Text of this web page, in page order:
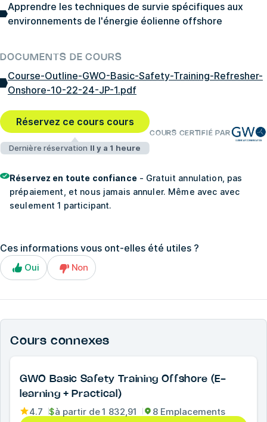
Apprendre les techniques de survie spécifiques aux
environnements de l'énergie éolienne offshore
DOCUMENTS DE COURS
Course-Outline-GWO-Basic-Safety-Training-Refresher-
Onshore-10-22-24-JP-1.pdf
Réservez ce cours cours
Dernière réservation Il y a 1 heure
COURS CERTIFIÉ PAR
Réservez en toute confiance- Gratuit annulation, pas
prépaiement, et nous jamais annuler. Même avec avec
seulement 1 participant.
Ces informations vous ont-elles été utiles ?
Oui Non
Cours connexes
GWO Basic Safety Training Offshore (E-
learning + Practical)
4.7 $à partir de1 832,91
8 Emplacements